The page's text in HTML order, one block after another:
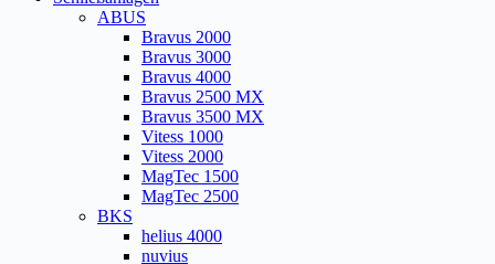
ABUS
Bravus 2000
Bravus 3000
Bravus 4000
Bravus 2500 MX
Bravus 3500 MX
Vitess 1000
Vitess 2000
MagTec 1500
MagTec 2500
BKS
helius 4000
nuvius